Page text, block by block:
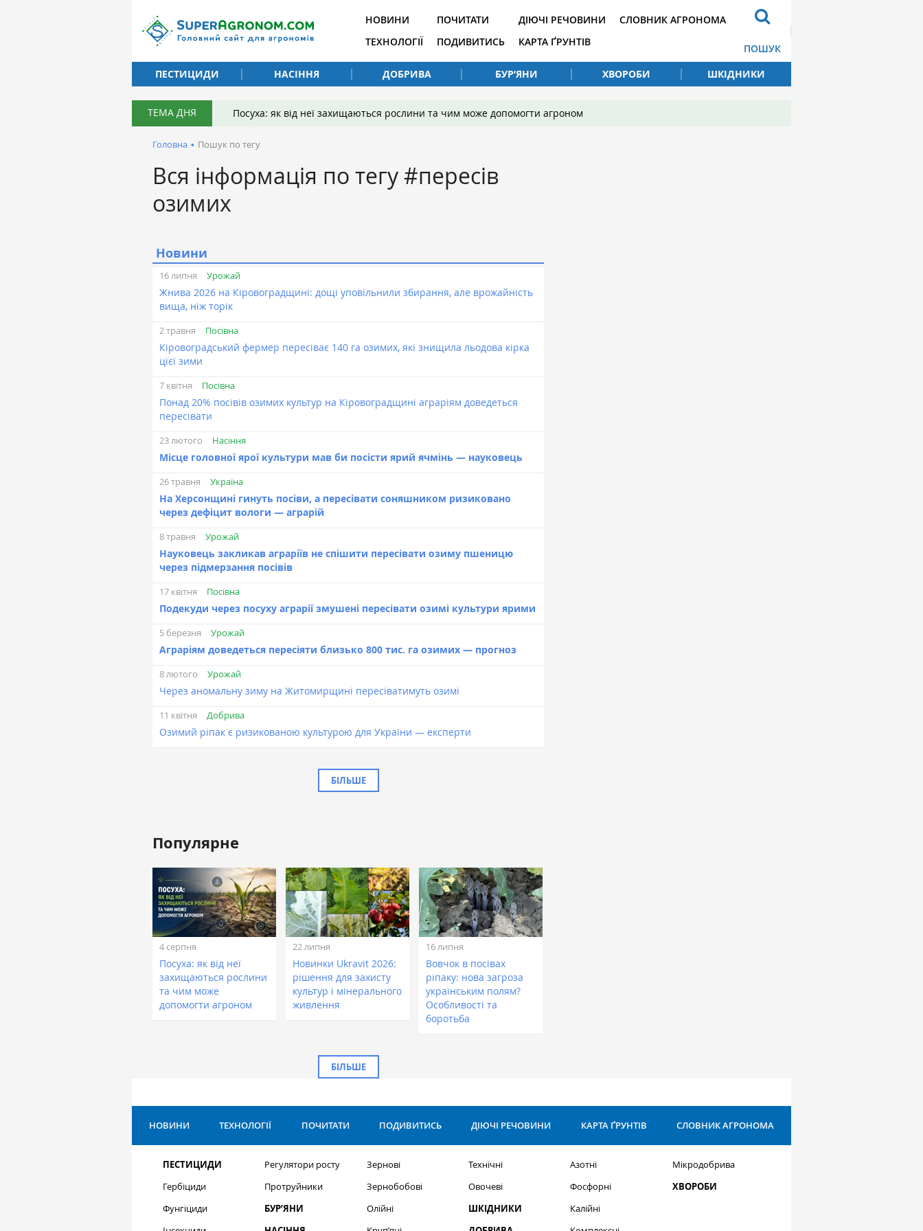
НОВИНИ
ТЕХНОЛОГІЇ
ПОЧИТАТИ
ПОДИВИТИСЬ
ДІЮЧІ РЕЧОВИНИ
КАРТА ҐРУНТІВ
СЛОВНИК АГРОНОМА
ПОШУК
ПЕСТИЦИДИ
НАСІННЯ ДОБРИВА БУР’ЯНИ ХВОРОБИ ШКІДНИКИ
ТЕМА ДНЯ Посуха: як від неї захищаються рослини та чим може допомогти агроном
Головна • Пошук по тегу
Вся інформація по тегу #пересів
озимих
Новини
16 липня Урожай
Жнива 2026 на Кіровоградщині: дощі уповільнили збирання, але врожайність
вища, ніж торік
2 травня Посівна
Кіровоградський фермер пересіває 140 га озимих, які знищила льодова кірка
цієї зими
7 квітня Посівна
Понад 20% посівів озимих культур на Кіровоградщині аграріям доведеться
пересівати
23 лютого Насіння
Місце головної ярої культури мав би посісти ярий ячмінь — науковець
26 травня Україна
На Херсонщині гинуть посіви, а пересівати соняшником ризиковано
через дефіцит вологи — аграрій
8 травня Урожай
Науковець закликав аграріїв не спішити пересівати озиму пшеницю
через підмерзання посівів
17 квітня Посівна
Подекуди через посуху аграрії змушені пересівати озимі культури ярими
5 березня Урожай
Аграріям доведеться пересіяти близько 800 тис. га озимих — прогноз
8 лютого Урожай
Через аномальну зиму на Житомирщині пересіватимуть озимі
11 квітня Добрива
Озимий ріпак є ризикованою культурою для України — експерти
БІЛЬШЕ
Популярне
4 серпня
Посуха: як від неї
захищаються рослини
та чим може
допомогти агроном
22 липня
Новинки Ukravit 2026:
рішення для захисту
культур і мінерального
живлення
16 липня
Вовчок в посівах
ріпаку: нова загроза
українським полям?
Особливості та
боротьба
БІЛЬШЕ
НОВИНИ ТЕХНОЛОГІЇ ПОЧИТАТИ ПОДИВИТИСЬ ДІЮЧІ РЕЧОВИНИ КАРТА ҐРУНТІВ СЛОВНИК АГРОНОМА
ПЕСТИЦИДИ
Гербіциди
Фунгіциди
Регулятори росту
Протруйники
БУР’ЯНИ
Зернові
Зернобобові
Олійні
Технічні
Овочеві
ШКІДНИКИ
Азотні
Фосфорні
Калійні
Мікродобрива
ХВОРОБИ